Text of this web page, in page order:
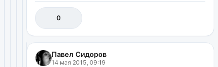
0
Павел Сидоров
14 мая 2015, 09:19